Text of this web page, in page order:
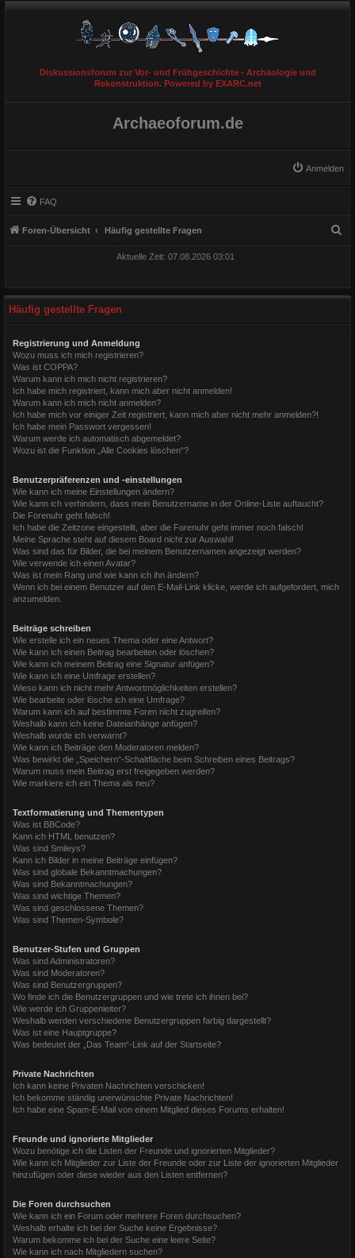
Diskussionsforum zur Vor- und Frühgeschichte - Archäologie und
Rekonstruktion. Powered by EXARC.net
Archaeoforum.de
Anmelden
FAQ
Foren-Übersicht Häufig gestellte Fragen
Aktuelle Zeit: 07.08.2026 03:01
Häufig gestellte Fragen
Registrierung und Anmeldung
Wozu muss ich mich registrieren?
Was ist COPPA?
Warum kann ich mich nicht registrieren?
Ich habe mich registriert, kann mich aber nicht anmelden!
Warum kann ich mich nicht anmelden?
Ich habe mich vor einiger Zeit registriert, kann mich aber nicht mehr anmelden?!
Ich habe mein Passwort vergessen!
Warum werde ich automatisch abgemeldet?
Wozu ist die Funktion „Alle Cookies löschen“?
Benutzerpräferenzen und -einstellungen
Wie kann ich meine Einstellungen ändern?
Wie kann ich verhindern, dass mein Benutzername in der Online-Liste auftaucht?
Die Forenuhr geht falsch!
Ich habe die Zeitzone eingestellt, aber die Forenuhr geht immer noch falsch!
Meine Sprache steht auf diesem Board nicht zur Auswahl!
Was sind das für Bilder, die bei meinem Benutzernamen angezeigt werden?
Wie verwende ich einen Avatar?
Was ist mein Rang und wie kann ich ihn ändern?
Wenn ich bei einem Benutzer auf den E-Mail-Link klicke, werde ich aufgefordert, mich
anzumelden.
Beiträge schreiben
Wie erstelle ich ein neues Thema oder eine Antwort?
Wie kann ich einen Beitrag bearbeiten oder löschen?
Wie kann ich meinem Beitrag eine Signatur anfügen?
Wie kann ich eine Umfrage erstellen?
Wieso kann ich nicht mehr Antwortmöglichkeiten erstellen?
Wie bearbeite oder lösche ich eine Umfrage?
Warum kann ich auf bestimmte Foren nicht zugreifen?
Weshalb kann ich keine Dateianhänge anfügen?
Weshalb wurde ich verwarnt?
Wie kann ich Beiträge den Moderatoren melden?
Was bewirkt die „Speichern“-Schaltfläche beim Schreiben eines Beitrags?
Warum muss mein Beitrag erst freigegeben werden?
Wie markiere ich ein Thema als neu?
Textformatierung und Thementypen
Was ist BBCode?
Kann ich HTML benutzen?
Was sind Smileys?
Kann ich Bilder in meine Beiträge einfügen?
Was sind globale Bekanntmachungen?
Was sind Bekanntmachungen?
Was sind wichtige Themen?
Was sind geschlossene Themen?
Was sind Themen-Symbole?
Benutzer-Stufen und Gruppen
Was sind Administratoren?
Was sind Moderatoren?
Was sind Benutzergruppen?
Wo finde ich die Benutzergruppen und wie trete ich ihnen bei?
Wie werde ich Gruppenleiter?
Weshalb werden verschiedene Benutzergruppen farbig dargestellt?
Was ist eine Hauptgruppe?
Was bedeutet der „Das Team“-Link auf der Startseite?
Private Nachrichten
Ich kann keine Privaten Nachrichten verschicken!
Ich bekomme ständig unerwünschte Private Nachrichten!
Ich habe eine Spam-E-Mail von einem Mitglied dieses Forums erhalten!
Freunde und ignorierte Mitglieder
Wozu benötige ich die Listen der Freunde und ignorierten Mitglieder?
Wie kann ich Mitglieder zur Liste der Freunde oder zur Liste der ignorierten Mitglieder
hinzufügen oder diese wieder aus den Listen entfernen?
Die Foren durchsuchen
Wie kann ich ein Forum oder mehrere Foren durchsuchen?
Weshalb erhalte ich bei der Suche keine Ergebnisse?
Warum bekomme ich bei der Suche eine leere Seite?
Wie kann ich nach Mitgliedern suchen?